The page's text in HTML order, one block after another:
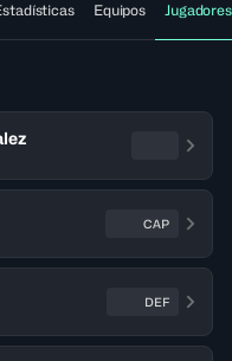
Equipos Jugadores
CAP
DEF